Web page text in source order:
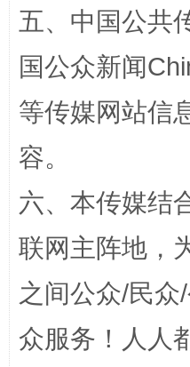
五、中国公共
国公众新闻
等传媒网站信
容。
六、本传媒结
联网主阵地，
之间公众/民
众服务！人人